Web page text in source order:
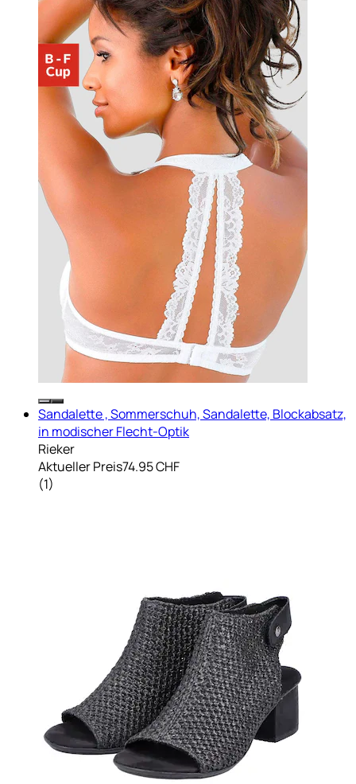
Sandalette , Sommerschuh, Sandalette, Blockabsatz,
in modischer Flecht-Optik
Rieker
Aktueller Preis74.95 CHF
(1)